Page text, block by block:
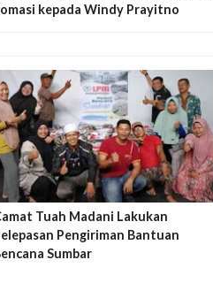
kepada Windy Prayitno
Tuah Madani Lakukan
Pengiriman Bantuan
Sumbar